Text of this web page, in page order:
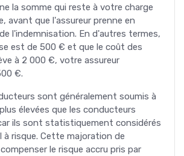
la somme qui reste à votre charge
avant que l'assureur prenne en
l'indemnisation. En d'autres termes,
est de 500 € et que le coût des
à 2 000 €, votre assureur
€.
sont généralement soumis à
élevées que les conducteurs
ils sont statistiquement considérés
à risque. Cette majoration de
le risque accru pris par